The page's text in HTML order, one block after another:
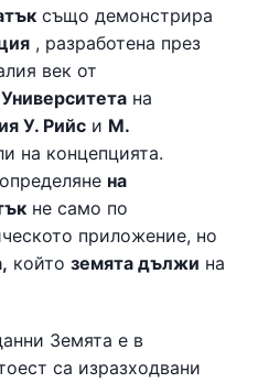
също демонстрира
, разработена през
век от
на
У. Рийс и М.
на концепцията.
на
не само по
приложение, но
който земята дължи на
Земята е в
са изразходвани